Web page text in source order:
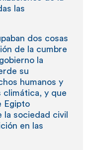
las
dos cosas
de la cumbre
la
su
humanos y
climática, y que
Egipto
sociedad civil
en las